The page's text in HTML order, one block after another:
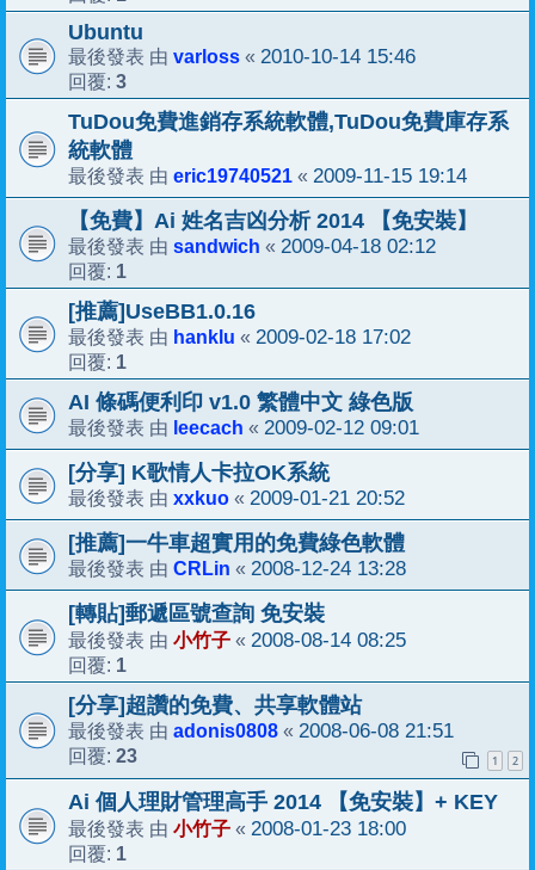
Ubuntu
最後發表 由 varloss « 2010-10-14 15:46
回覆: 3
TuDou免費進銷存系統軟體,TuDou免費庫存系
統軟體
最後發表 由 eric19740521 « 2009-11-15 19:14
【免費】Ai 姓名吉凶分析 2014 【免安裝】
最後發表 由 sandwich « 2009-04-18 02:12
回覆: 1
[推薦]UseBB1.0.16
最後發表 由 hanklu « 2009-02-18 17:02
回覆: 1
AI 條碼便利印 v1.0 繁體中文 綠色版
最後發表 由 leecach « 2009-02-12 09:01
[分享] K歌情人卡拉OK系統
最後發表 由 xxkuo « 2009-01-21 20:52
[推薦]一牛車超實用的免費綠色軟體
最後發表 由 CRLin « 2008-12-24 13:28
[轉貼]郵遞區號查詢 免安裝
最後發表 由 小竹子 « 2008-08-14 08:25
回覆: 1
[分享]超讚的免費、共享軟體站
最後發表 由 adonis0808 « 2008-06-08 21:51
回覆: 23 1 2
Ai 個人理財管理高手 2014 【免安裝】+ KEY
最後發表 由 小竹子 « 2008-01-23 18:00
回覆: 1